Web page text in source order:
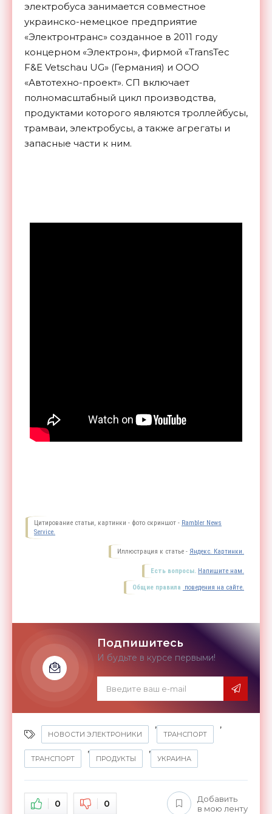
электробуса занимается совместное
украинско-немецкое предприятие
«Электронтранс» созданное в 2011 году
концерном «Электрон», фирмой «TransTec
F&E Vetschau UG» (Германия) и ООО
«Автотехно-проект». СП включает
полномасштабный цикл производства,
продуктами которого являются троллейбусы,
трамваи, электробусы, а также агрегаты и
запасные части к ним.
Цитирование статьи, картинки - фото скриншот - Rambler News
Service.
Иллюстрация к статье - Яндекс. Картинки.
Есть вопросы. Напишите нам.
Общие правила поведения на сайте.
Подпишитесь
И будьте в курсе первыми!
НОВОСТИ ЭЛЕКТРОНИКИ
,
ТРАНСПОРТ
,
ТРАНСПОРТ
,
ПРОДУКТЫ
,
УКРАИНА
0 0
Добавить
в мою ленту